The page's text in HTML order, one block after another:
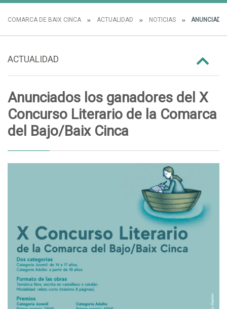
COMARCA DE BAIX CINCA ACTUALIDAD NOTICIAS
ACTUALIDAD
Anunciados los ganadores del X
Concurso Literario de la Comarca
del Bajo/Baix Cinca